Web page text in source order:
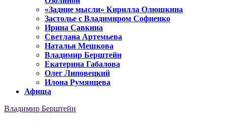
«Задние мысли» Кирилла Олюшкина
Застолье с Владимиром Софиенко
Ирина Савкина
Светлана Артемьева
Наталья Мешкова
Владимир Берштейн
Екатерина Габалова
Олег Липовецкий
Илона Румянцева
Афиша
Владимир Берштейн